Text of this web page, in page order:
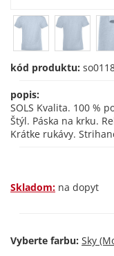
kód produktu:
popis:
SOLS Kvalita. 100 %
Štýl. Páska na krku.
Krátke rukávy.
Skladom: na dopyt
Vyberte farbu: